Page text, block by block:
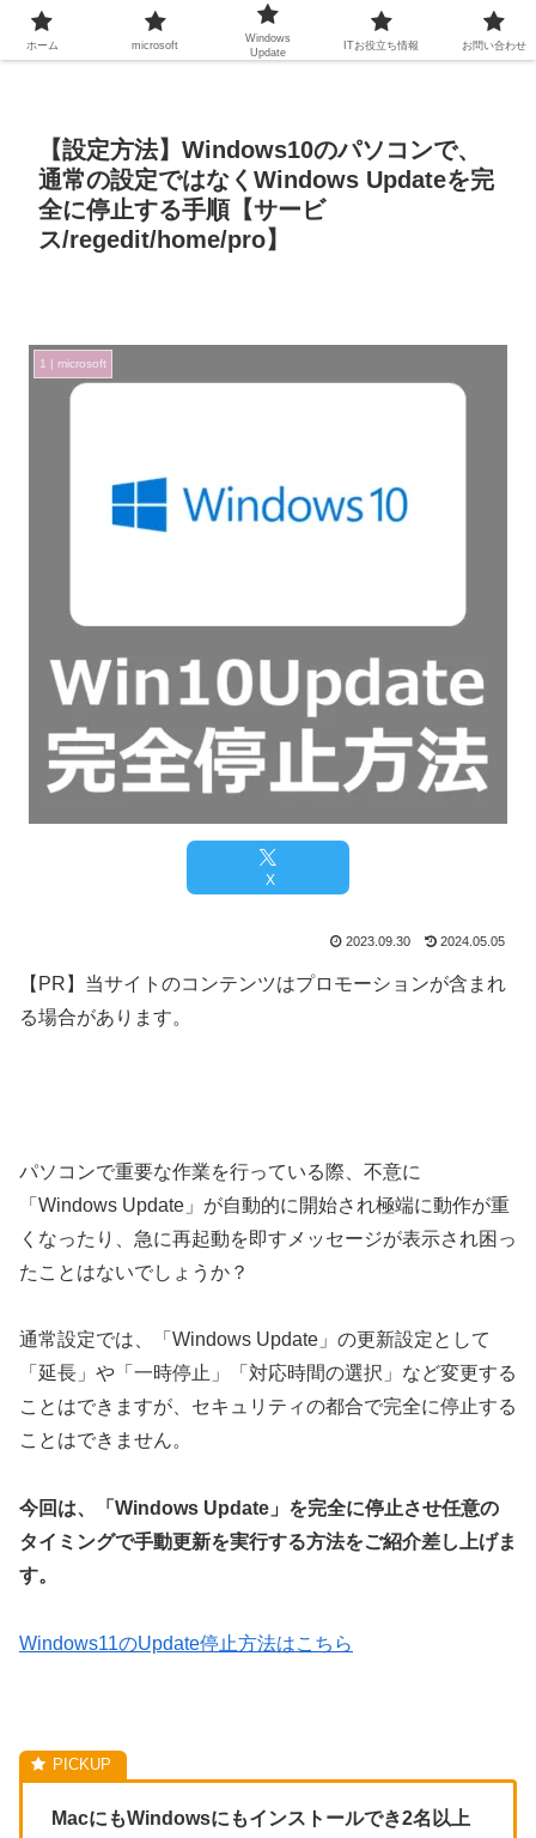
【設定方法】Windows10のパソコンで、
通常の設定ではなくWindows Updateを完
全に停止する手順【サービ
ス/regedit/home/pro】
1 | microsoft
X
2023.09.30 2024.05.05
【PR】当サイトのコンテンツはプロモーションが含まれ
る場合があります。
パソコンで重要な作業を行っている際、不意に
「Windows Update」が自動的に開始され極端に動作が重
くなったり、急に再起動を即すメッセージが表示され困っ
たことはないでしょうか？
通常設定では、「Windows Update」の更新設定として
「延長」や「一時停止」「対応時間の選択」など変更する
ことはできますが、セキュリティの都合で完全に停止する
ことはできません。
今回は、「Windows Update」を完全に停止させ任意の
タイミングで手動更新を実行する方法をご紹介差し上げま
す。
Windows11のUpdate停止方法はこちら
MacにもWindowsにもインストールでき2名以上
ホーム microsoft
Windows
Update
ITお役立ち情報 お問い合わせ